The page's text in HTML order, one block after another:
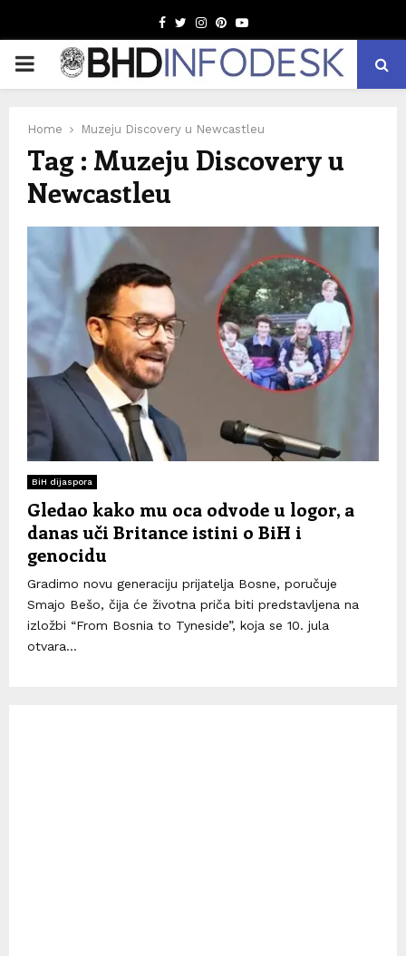
Facebook
TwitterInstagram
Pinterest
Youtube
PRIMARY
Home Muzeju Discovery u Newcastleu
Tag : Muzeju Discovery u
Newcastleu
BiH dijaspora
Gledao kako mu oca odvode u logor, a
danas uči Britance istini o BiH i
genocidu
Gradimo novu generaciju prijatelja Bosne, poručuje
Smajo Bešo, čija će životna priča biti predstavljena na
izložbi “From Bosnia to Tyneside”, koja se 10. jula
otvara...